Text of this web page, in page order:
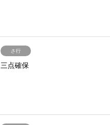
さ行
三点確保